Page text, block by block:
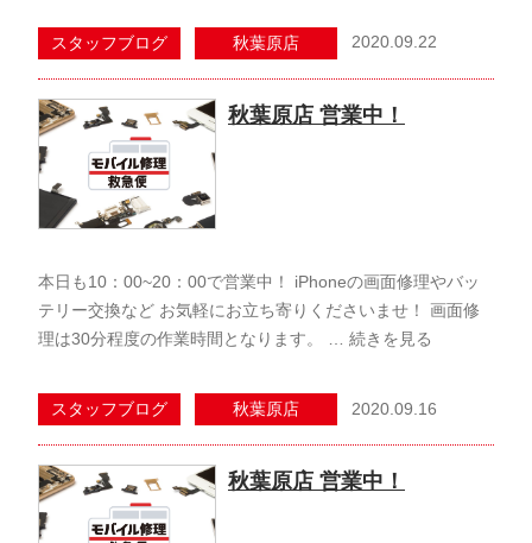
スタッフブログ 秋葉原店 2020.09.22
秋葉原店 営業中！
本日も10：00~20：00で営業中！ iPhoneの画面修理やバッ
テリー交換など お気軽にお立ち寄りくださいませ！ 画面修
理は30分程度の作業時間となります。 … 続きを見る
スタッフブログ 秋葉原店 2020.09.16
秋葉原店 営業中！